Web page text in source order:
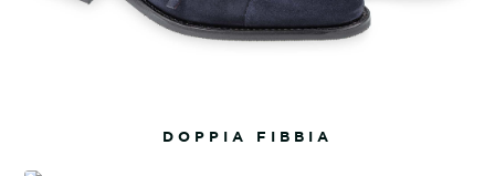
DOPPIA FIBBIA